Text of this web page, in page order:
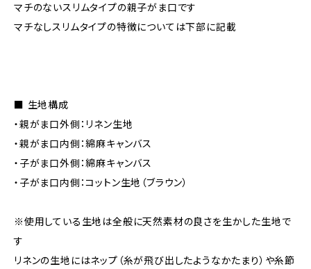
マチのないスリムタイプの親子がま口です
マチなしスリムタイプの特徴については下部に記載
■ 生地構成
・親がま口外側：リネン生地
・親がま口内側：綿麻キャンバス
・子がま口外側：綿麻キャンバス
・子がま口内側：コットン生地（ブラウン）
※使用している生地は全般に天然素材の良さを生かした生地で
す
リネンの生地にはネップ（糸が飛び出したようなかたまり）や糸節